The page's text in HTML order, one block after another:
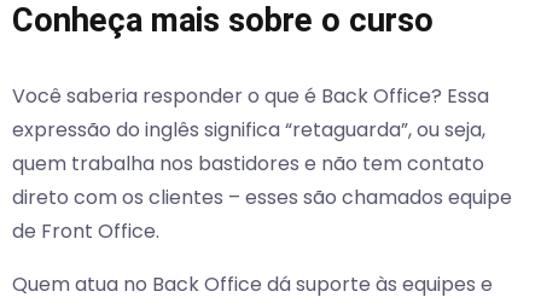
Conheça mais sobre o curso
Você saberia responder o que é Back Office? Essa
expressão do inglês significa “retaguarda”, ou seja,
quem trabalha nos bastidores e não tem contato
direto com os clientes – esses são chamados equipe
de Front Office.
Quem atua no Back Office dá suporte às equipes e